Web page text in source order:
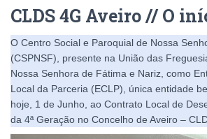
CLDS 4G Aveiro // O
O Centro Social e Paroquial de Nossa
(CSPNSF), presente na União das
Nossa Senhora de Fátima e Nariz, como
Local da Parceria (ECLP), única entidade
hoje, 1 de Junho, ao Contrato Local de
da 4ª Geração no Concelho de Aveiro –